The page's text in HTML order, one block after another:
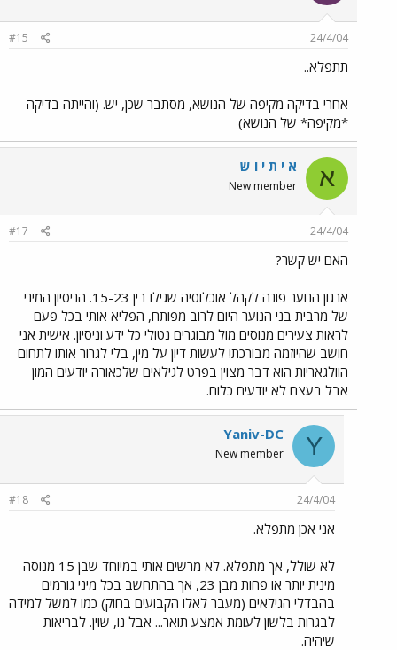
24/4/04
#15
תתפלא..
אחרי בדיקה מקיפה של הנושא, מסתבר שכן, יש. (והייתה בדיקה
*מקיפה* של הנושא)
א א י ת י ו ש
New member
24/4/04
#17
האם יש קשר?
ארגון הנוער פונה לקהל אוכלוסיה שגילו בין 15-23. הניסיון המיני
של מרבית בני הנוער היום לרוב מפותח, הפליא אותי בכל פעם
לראות צעירים מנוסים מול מבוגרים נטולי כל ידע וניסיון. אישית אני
חושב שהיוזמה מבורכת! לעשות דיון על מין, בלי לגרור אותו לתחום
הוולגאריות הוא דבר מצוין בפרט לגילאים שלכאורה יודעים המון
אבל בעצם לא יודעים כלום.
Y
Yaniv-DC
New member
24/4/04
#18
אני אכן מתפלא.
לא שולל, אך מתפלא. לא מרשים אותי במיוחד שבן 15 מנוסה
מינית יותר או פחות מבן 23, אך בהתחשב בכל מיני גורמים
בהבדלי הגילאים (מעבר לאלו הקבועים בחוק) כמו למשל למידה
לבגרות בלשון לעומת אמצע תואר... אבל נו, שוין. לבריאות
שיהיה.